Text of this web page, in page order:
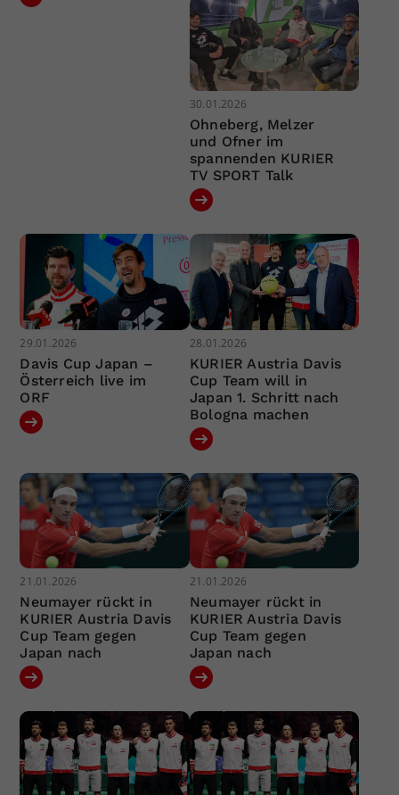
30.01.2026
Ohneberg, Melzer
und Ofner im
spannenden KURIER
TV SPORT Talk
29.01.2026
Davis Cup Japan –
Österreich live im
ORF
28.01.2026
KURIER Austria Davis
Cup Team will in
Japan 1. Schritt nach
Bologna machen
21.01.2026
Neumayer rückt in
KURIER Austria Davis
Cup Team gegen
Japan nach
21.01.2026
Neumayer rückt in
KURIER Austria Davis
Cup Team gegen
Japan nach